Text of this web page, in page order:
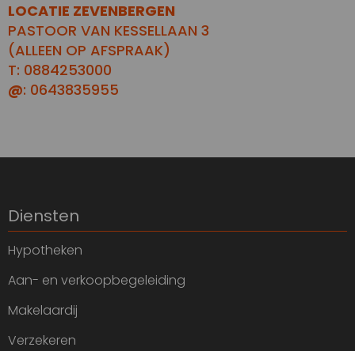
LOCATIE ZEVENBERGEN
PASTOOR VAN KESSELLAAN 3
(ALLEEN OP AFSPRAAK)
T: 0884253000
@: 0643835955
Diensten
Hypotheken
Aan- en verkoopbegeleiding
Makelaardij
Verzekeren